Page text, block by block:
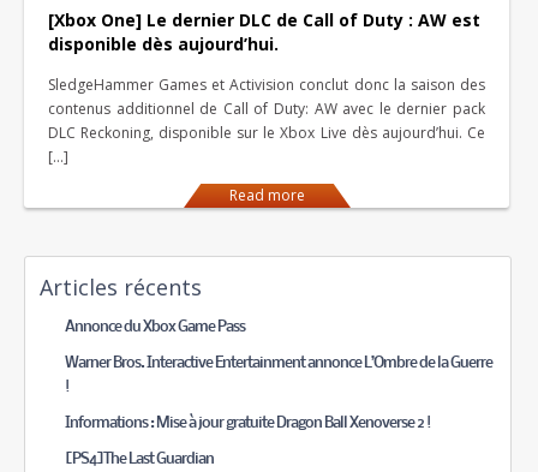
[Xbox One] Le dernier DLC de Call of Duty : AW est
disponible dès aujourd’hui.
SledgeHammer Games et Activision conclut donc la saison des
contenus additionnel de Call of Duty: AW avec le dernier pack
DLC Reckoning, disponible sur le Xbox Live dès aujourd’hui. Ce
[…]
Read more
Articles récents
Annonce du Xbox Game Pass
Warner Bros. Interactive Entertainment annonce L’Ombre de la Guerre
!
Informations : Mise à jour gratuite Dragon Ball Xenoverse 2 !
[PS4]The Last Guardian